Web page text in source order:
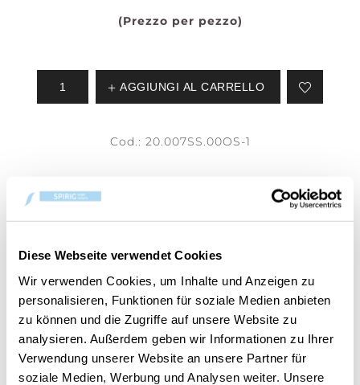
Diese Webseite verwendet Cookies
Wir verwenden Cookies, um Inhalte und Anzeigen zu
personalisieren, Funktionen für soziale Medien anbieten
zu können und die Zugriffe auf unsere Website zu
analysieren. Außerdem geben wir Informationen zu Ihrer
Verwendung unserer Website an unsere Partner für
soziale Medien, Werbung und Analysen weiter. Unsere
(Prezzo per pezzo)
AGGIUNGI AL CARRELLO
Cod.: 20.007SS.00OS-1
Il tuo articolo è:
PANORAMICA
DETTAGLI PRODOTTO
VALUTAZIONI